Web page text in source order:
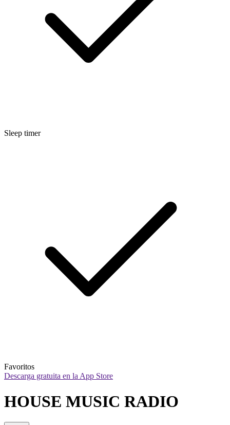
Sleep timer
Favoritos
Descarga gratuita en la App Store
HOUSE MUSIC RADIO